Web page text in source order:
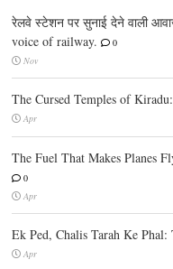
रेलवे स्टेशन पर सुनाई देने वाली
voice of railway.
0
Nov
The Cursed Temples of
Apr
The Fuel That Makes Planes
0
Apr
Ek Ped, Chalis Tarah Ke
Apr